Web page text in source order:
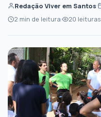
Redação Viver em Santos
2 min de leitura
20 leituras